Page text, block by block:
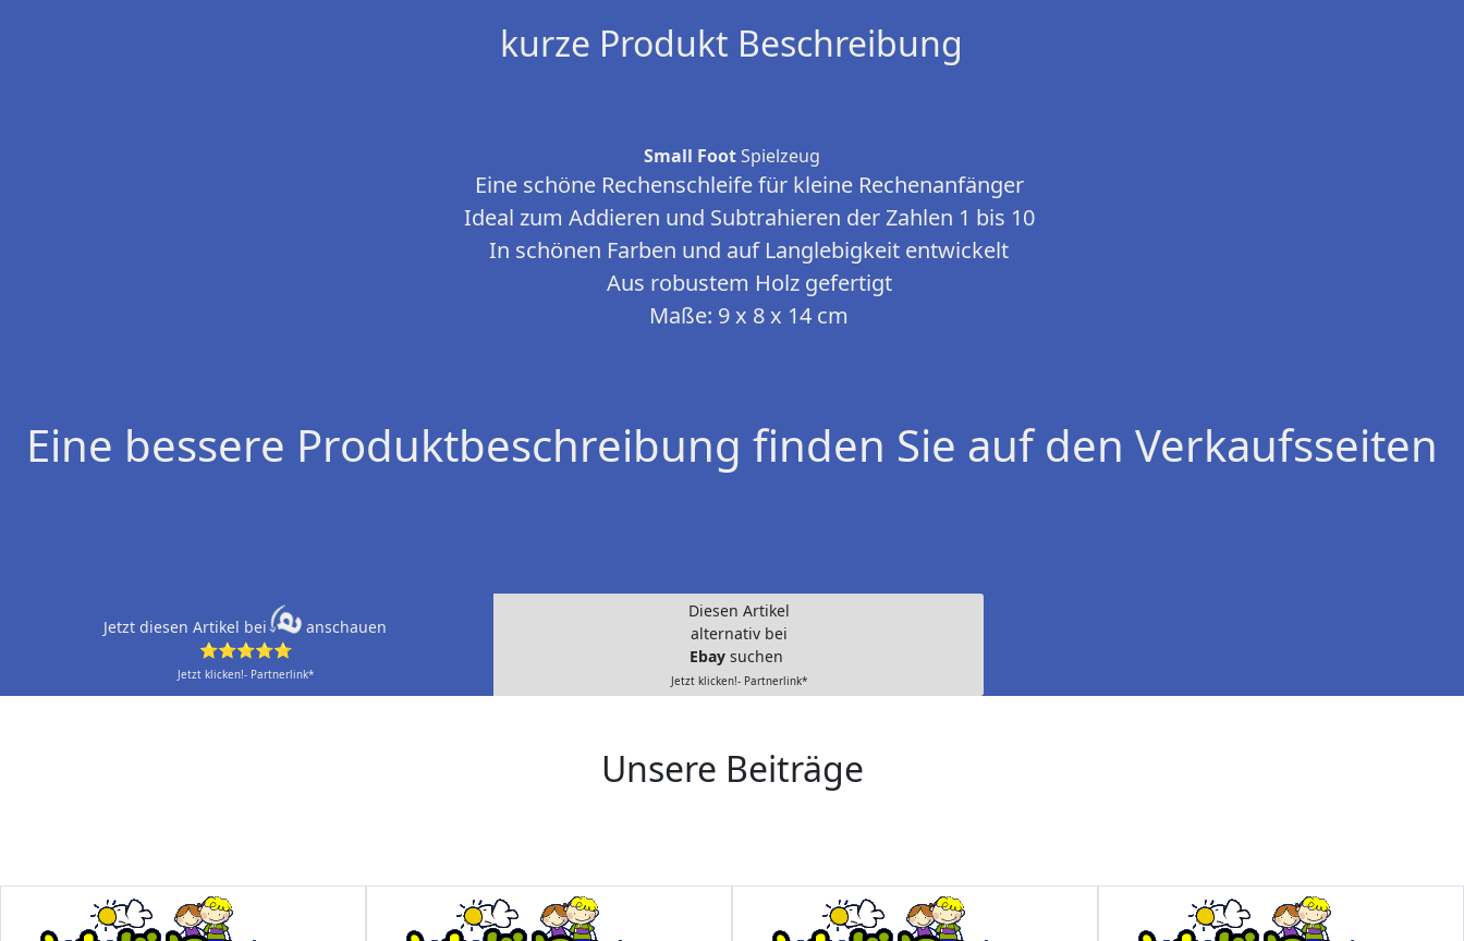
kurze Produkt Beschreibung
Small FootSpielzeug
Eine schöne Rechenschleife für kleine Rechenanfänger
Ideal zum Addieren und Subtrahieren der Zahlen 1 bis 10
In schönen Farben und auf Langlebigkeit entwickelt
Aus robustem Holz gefertigt
Maße: 9 x 8 x 14 cm
Eine bessere Produktbeschreibung finden Sie auf den Verkaufsseiten
Jetzt diesen Artikel bei
anschauen
⭐⭐⭐⭐⭐
Jetzt klicken!- Partnerlink*
Diesen Artikel
alternativ bei
Ebay suchen
Jetzt klicken!- Partnerlink*
Unsere Beiträge